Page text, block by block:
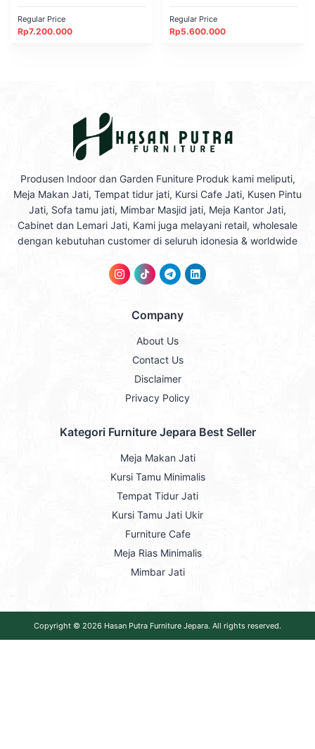
Regular Price
Rp7.200.000
Regular Price
Rp5.600.000
Produsen Indoor dan Garden Funiture Produk kami meliputi,
Meja Makan Jati, Tempat tidur jati, Kursi Cafe Jati, Kusen Pintu
Jati, Sofa tamu jati, Mimbar Masjid jati, Meja Kantor Jati,
Cabinet dan Lemari Jati, Kami juga melayani retail, wholesale
dengan kebutuhan customer di seluruh idonesia & worldwide
Company
About Us
Contact Us
Disclaimer
Privacy Policy
Kategori Furniture Jepara Best Seller
Meja Makan Jati
Kursi Tamu Minimalis
Tempat Tidur Jati
Kursi Tamu Jati Ukir
Furniture Cafe
Meja Rias Minimalis
Mimbar Jati
Copyright © 2026 Hasan Putra Furniture Jepara. All rights reserved.